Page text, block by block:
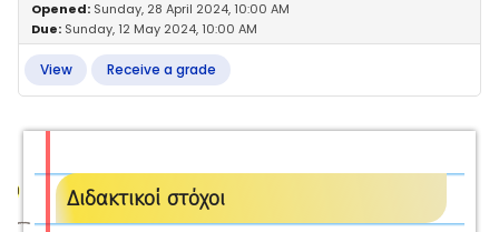
Blocks
Opened: Sunday, 28 April 2024, 10:00 AM
Due: Sunday, 12 May 2024, 10:00 AM
View Receive a grade
Διδακτικοί στόχοι